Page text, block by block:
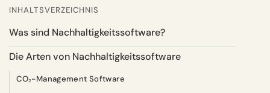
INHALTSVERZEICHNIS
Was sind Nachhaltigkeitssoftware?
Die Arten von Nachhaltigkeitssoftware
CO₂-Management Software